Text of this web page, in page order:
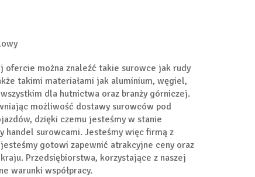
ofercie można znaleźć takie surowce jak rudy
takimi materiałami jak aluminium, węgiel,
dla hutnictwa oraz branży górniczej.
możliwość dostawy surowców pod
dzięki czemu jesteśmy w stanie
surowcami. Jesteśmy więc firmą z
gotowi zapewnić atrakcyjne ceny oraz
Przedsiębiorstwa, korzystające z naszej
warunki współpracy.